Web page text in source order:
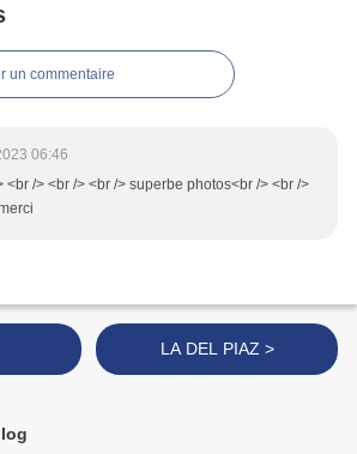
un commentaire
06:46
<br /> <br /> <br /> superbe photos<br /> <br />
LA DEL PIAZ >